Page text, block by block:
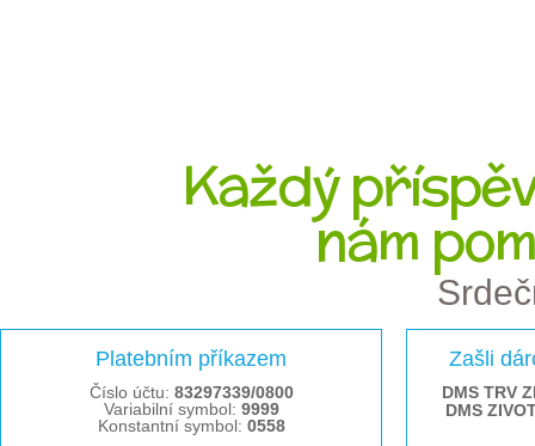
Každý
nám
Platebním příkazem
Číslo účtu: 83297339/0800
Variabilní symbol: 9999
Konstantní symbol: 0558
Zašli
DMS TRV
DMS